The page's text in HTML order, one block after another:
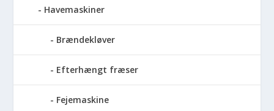
Havemaskiner
Brændekløver
Efterhængt fræser
Fejemaskine